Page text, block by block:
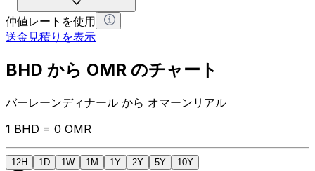
仲値レートを使用
送金見積りを表示
BHD から OMR のチャート
バーレーンディナール から オマーンリアル
1 BHD = 0 OMR
12H 1D 1W 1M 1Y 2Y 5Y 10Y